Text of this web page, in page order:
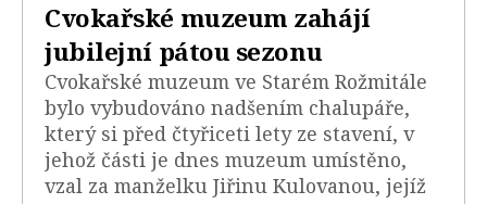
Cvokařské muzeum zahájí
jubilejní pátou sezonu
Cvokařské muzeum ve Starém Rožmitále
bylo vybudováno nadšením chalupáře,
který si před čtyřiceti lety ze stavení, v
jehož části je dnes muzeum umístěno,
vzal za manželku Jiřinu Kulovanou, jejíž